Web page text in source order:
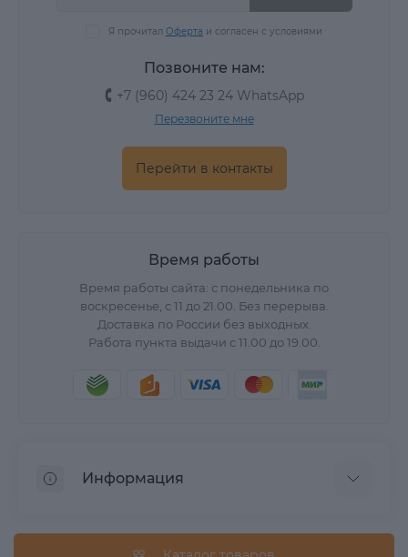
Я прочитал Оферта и согласен с условиями
Позвоните нам:
+7 (960) 424 23 24 WhatsApp
Перезвоните мне
Перейти в контакты
Время работы
Время работы сайта: с понедельника по
воскресенье, с 11 до 21.00. Без перерыва.
Доставка по России без выходных.
Работа пункта выдачи с 11.00 до 19.00.
Информация